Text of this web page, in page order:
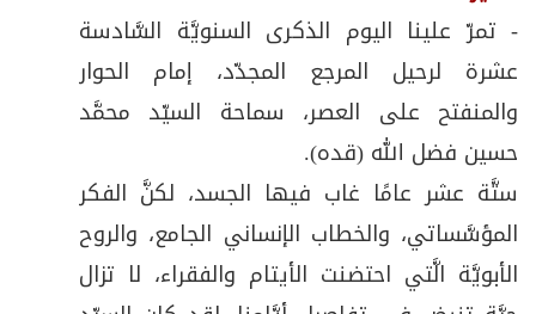
- تمرّ علينا اليوم الذكرى السنويَّة السَّادسة
عشرة لرحيل المرجع المجدّد، إمام الحوار
والمنفتح على العصر، سماحة السيّد محمَّد
حسين فضل الله (قده).
ستَّة عشر عامًا غاب فيها الجسد، لكنَّ الفكر
المؤسَّساتي، والخطاب الإنساني الجامع، والروح
الأبويَّة الَّتي احتضنت الأيتام والفقراء، لا تزال